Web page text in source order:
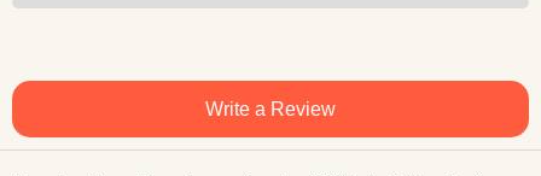
Write a Review